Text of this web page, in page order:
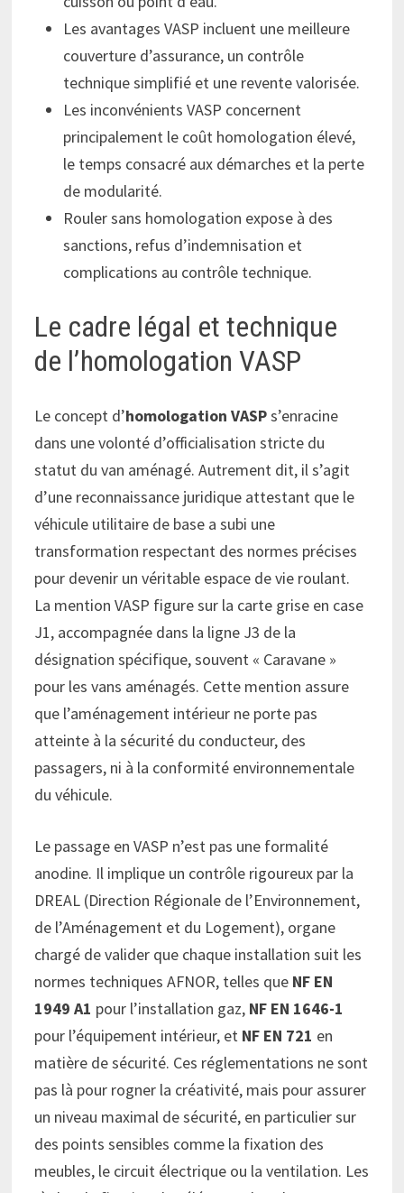
Les avantages VASP incluent une meilleure
couverture d’assurance, un contrôle
technique simplifié et une revente valorisée.
Les inconvénients VASP concernent
principalement le coût homologation élevé,
le temps consacré aux démarches et la perte
de modularité.
Rouler sans homologation expose à des
sanctions, refus d’indemnisation et
complications au contrôle technique.
Le cadre légal et technique
de l’homologation VASP
Le concept d’homologation VASPs’enracine
dans une volonté d’officialisation stricte du
statut du van aménagé. Autrement dit, il s’agit
d’une reconnaissance juridique attestant que le
véhicule utilitaire de base a subi une
transformation respectant des normes précises
pour devenir un véritable espace de vie roulant.
La mention VASP figure sur la carte grise en case
J1, accompagnée dans la ligne J3 de la
désignation spécifique, souvent « Caravane »
pour les vans aménagés. Cette mention assure
que l’aménagement intérieur ne porte pas
atteinte à la sécurité du conducteur, des
passagers, ni à la conformité environnementale
du véhicule.
Le passage en VASP n’est pas une formalité
anodine. Il implique un contrôle rigoureux par la
DREAL (Direction Régionale de l’Environnement,
de l’Aménagement et du Logement), organe
chargé de valider que chaque installation suit les
normes techniques AFNOR, telles que NF EN
1949 A1 pour l’installation gaz, NF EN 1646-1
pour l’équipement intérieur, et NF EN 721 en
matière de sécurité. Ces réglementations ne sont
pas là pour rogner la créativité, mais pour assurer
un niveau maximal de sécurité, en particulier sur
des points sensibles comme la fixation des
meubles, le circuit électrique ou la ventilation. Les